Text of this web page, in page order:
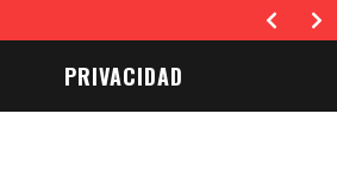
PRIVACIDAD